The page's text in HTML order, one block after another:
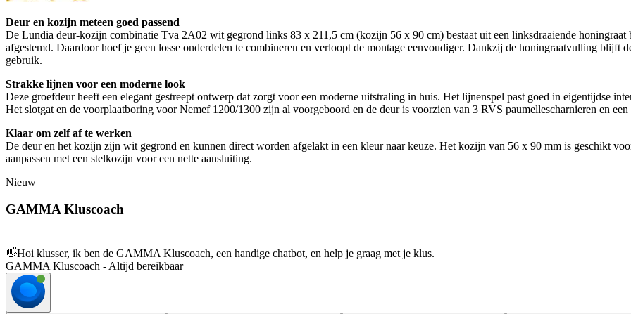
Deur en kozijn meteen goed passend
De Lundia deur-kozijn combinatie Tva 2A02 wit gegrond links 83 x 211,5 cm (kozijn 56 x 90 cm) bestaat uit een linksdraaiende honingraat
afgestemd. Daardoor hoef je geen losse onderdelen te combineren en verloopt de montage eenvoudiger. Dankzij de honingraatvulling blijft
gebruik.
Strakke lijnen voor een moderne look
Deze groefdeur heeft een elegant gestreept ontwerp dat zorgt voor een moderne uitstraling in huis. Het lijnenspel past goed in eigentijdse
Het slotgat en de voorplaatboring voor Nemef 1200/1300 zijn al voorgeboord en de deur is voorzien van 3 RVS paumellescharnieren en een
Klaar om zelf af te werken
De deur en het kozijn zijn wit gegrond en kunnen direct worden afgelakt in een kleur naar keuze. Het kozijn van 56 x 90 mm is geschikt
aanpassen met een stelkozijn voor een nette aansluiting.
Nieuw
GAMMA Kluscoach
👋Hoi klusser, ik ben de GAMMA Kluscoach, een handige chatbot, en help je graag met je klus.
GAMMA Kluscoach - Altijd bereikbaar